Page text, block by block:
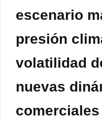
escenario
presión
volatilidad
nuevas